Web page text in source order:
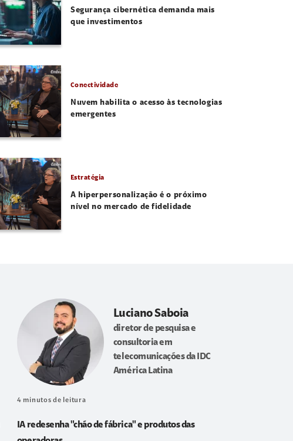
Segurança cibernética demanda mais
que investimentos
Conectividade
Nuvem habilita o acesso às tecnologias
emergentes
Estratégia
A hiperpersonalização é o próximo
nível no mercado de fidelidade
Luciano Saboia
diretor de pesquisa e
consultoria em
telecomunicações da IDC
América Latina
4 minutos de leitura
IA redesenha "chão de fábrica" e produtos das